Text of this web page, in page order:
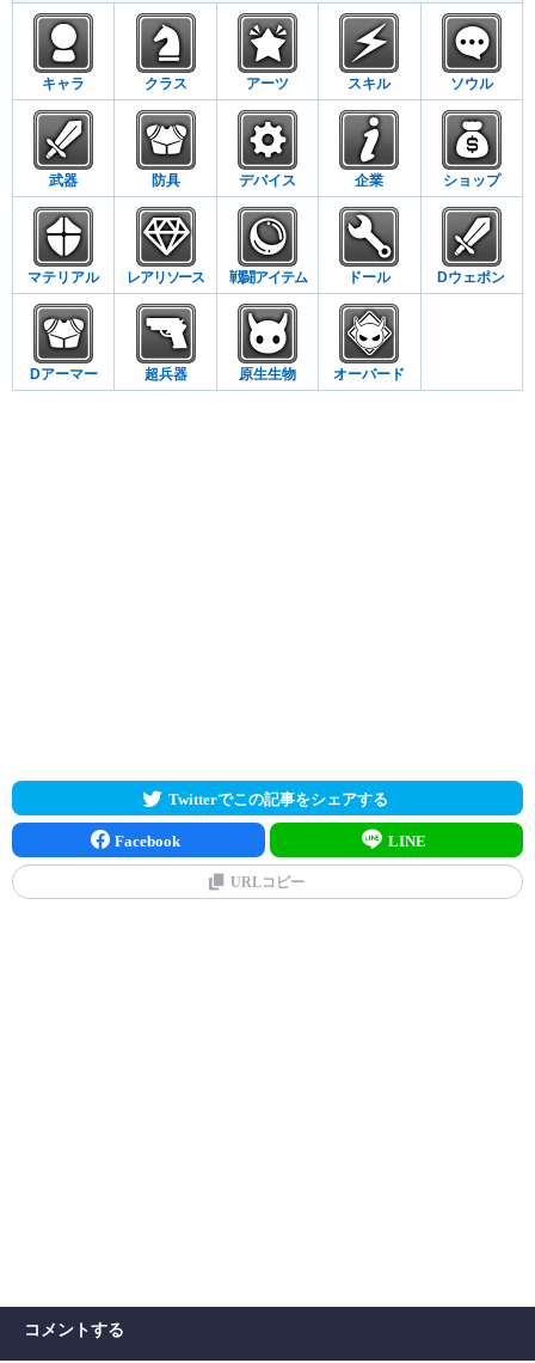
キャラ クラス アーツ スキル ソウル
武器 防具 デバイス 企業 ショップ
マテリアル レアリソース 戦闘アイテム ドール Dウェポン
Dアーマー 超兵器 原生生物 オーバード
Twitterでこの記事をシェアする
Facebook LINE
URLコピー
コメントする